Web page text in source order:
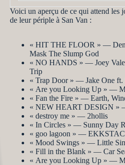
Voici un aperçu de ce qui attend les
de leur périple à San Van :
« HIT THE FLOOR » —
Mask The Slump God
« NO HANDS » — Joey
Trip
« Trap Door » — Jake One
« Are you Looking Up » —
« Fan the Fire » — Earth,
« NEW HEART DESIGN »
« destroy me » — 2hollis
« In Circles » — Sunny Day
« goo lagoon » —
« Mood Swings » — Little
« Fill in the Blank » — Car
« Are you Looking Up » —